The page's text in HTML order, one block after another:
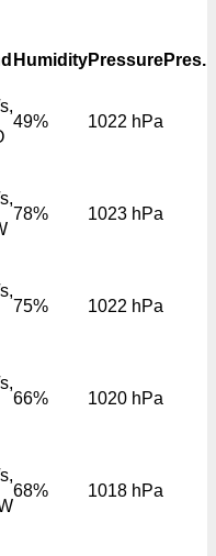
HumidityPressurePres.
49% 1022 hPa
78% 1023 hPa
75% 1022 hPa
66% 1020 hPa
68% 1018 hPa